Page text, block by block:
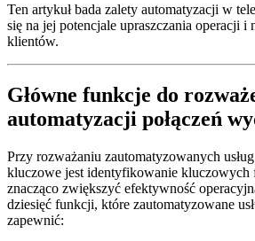
Ten artykuł bada zalety automatyzacji w
się na jej potencjale upraszczania operacji i
klientów.
Główne funkcje do
automatyzacji połączeń
Przy rozważaniu zautomatyzowanych
kluczowe jest identyfikowanie kluczowych
znacząco zwiększyć efektywność
dziesięć funkcji, które zautomatyzowane
zapewnić: